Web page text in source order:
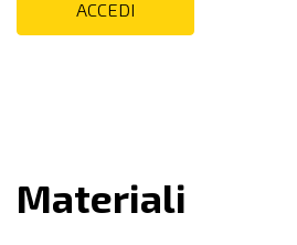
Materiali